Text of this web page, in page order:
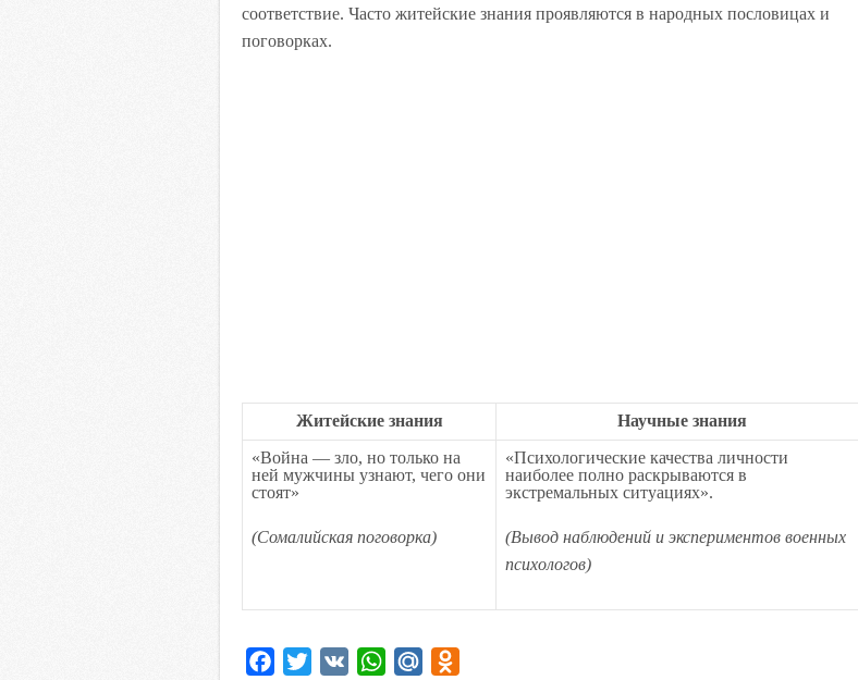
соответствие. Часто житейские знания проявляются в народных пословицах и
поговорках.
Житейские знания
Научные знания
«Война — зло, но только на
ней мужчины узнают, чего они
стоят»
(Сомалийская поговорка)
«Психологические качества личности
наиболее полно раскрываются в
экстремальных ситуациях».
(Вывод наблюдений и экспериментов военных
психологов)
W